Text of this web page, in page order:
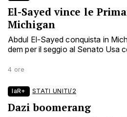
El-Sayed vince le
Michigan
Abdul El-Sayed conquista in
dem per il seggio al Senato Usa
4 ore
laR+ STATI UNITI/2
Dazi boomerang